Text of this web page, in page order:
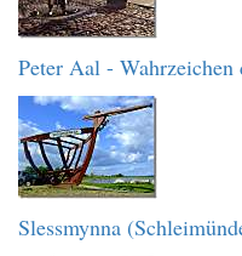
Peter Aal - Wahrzeichen
Slessmynna